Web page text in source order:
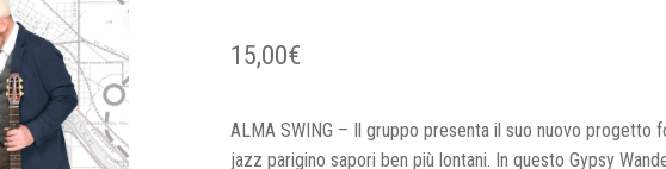
15,00€
ALMA SWING – Il gruppo presenta il suo nuovo progetto
jazz parigino sapori ben più lontani. In questo Gypsy